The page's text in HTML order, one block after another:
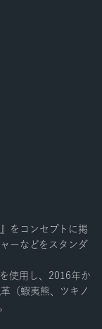
をコンセプトに掲
ーなどをスタンダ
使用し、2016年か
（蝦夷熊、ツキノ